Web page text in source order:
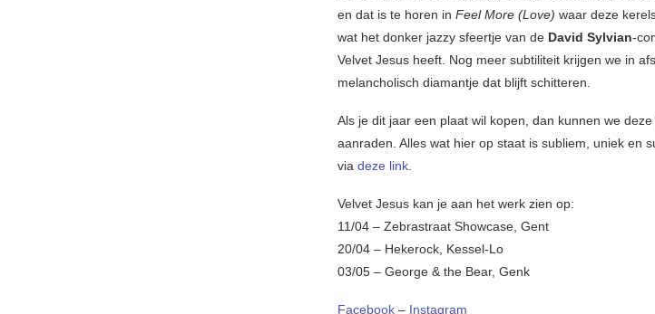
en dat is te horen in Feel More (Love) waar deze
wat het donker jazzy sfeertje van de David Sylvian-
Velvet Jesus heeft. Nog meer subtiliteit krijgen we in
melancholisch diamantje dat blijft schitteren.
Als je dit jaar een plaat wil kopen, dan kunnen we deze
aanraden. Alles wat hier op staat is subliem, uniek en
via deze link
Velvet Jesus kan je aan het werk zien op:
11/04 – Zebrastraat Showcase, Gent
20/04 – Hekerock, Kessel-Lo
03/05 – George & the Bear, Genk
Facebook – Instagram